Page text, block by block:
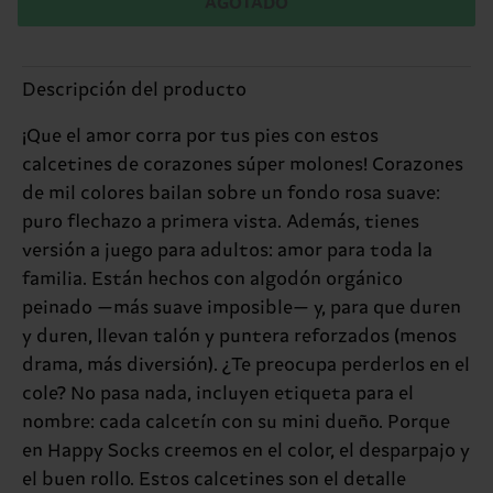
Descripción del producto
¡Que el amor corra por tus pies con estos
calcetines de corazones súper molones! Corazones
de mil colores bailan sobre un fondo rosa suave:
puro flechazo a primera vista. Además, tienes
versión a juego para adultos: amor para toda la
familia. Están hechos con algodón orgánico
peinado —más suave imposible— y, para que duren
y duren, llevan talón y puntera reforzados (menos
drama, más diversión). ¿Te preocupa perderlos en el
cole? No pasa nada, incluyen etiqueta para el
nombre: cada calcetín con su mini dueño. Porque
en Happy Socks creemos en el color, el desparpajo y
el buen rollo. Estos calcetines son el detalle